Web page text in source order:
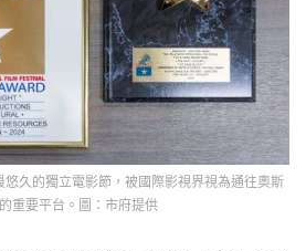
久的獨立電影節，被國際影視界視為通往奧斯
重要平台。圖：市府提供